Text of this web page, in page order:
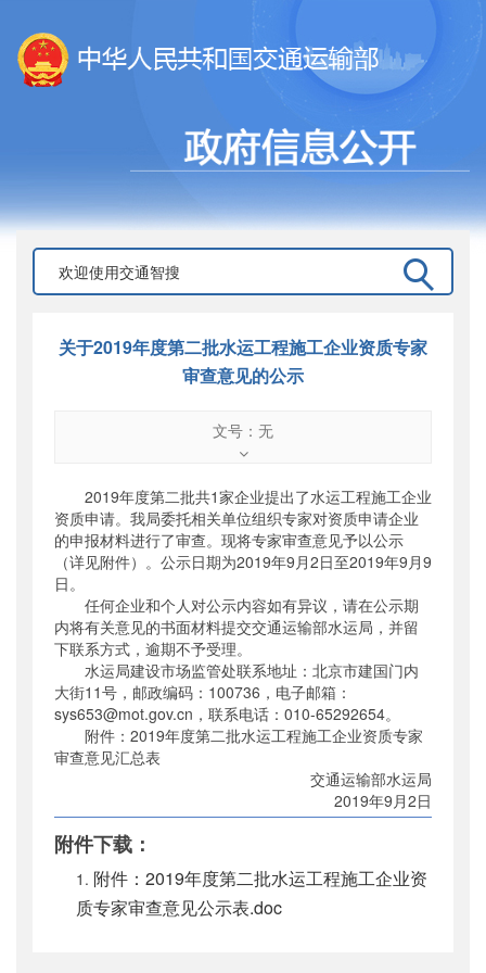
关于2019年度第二批水运工程施工企业资质专家
审查意见的公示
文号：无
公开日期：2019年09月02日
主题词：
施工企业资质;专家审查
机构分类：水运局
主题分类： 人才管理
公文类型：其他
2019年度第二批共1家企业提出了水运工程施工企业
资质申请。我局委托相关单位组织专家对资质申请企业
的申报材料进行了审查。现将专家审查意见予以公示
（详见附件）。公示日期为2019年9月2日至2019年9月9
日。
任何企业和个人对公示内容如有异议，请在公示期
内将有关意见的书面材料提交交通运输部水运局，并留
下联系方式，逾期不予受理。
水运局建设市场监管处联系地址：北京市建国门内
大街11号，邮政编码：100736，电子邮箱：
sys653@mot.gov.cn，联系电话：010-65292654。
附件：2019年度第二批水运工程施工企业资质专家
审查意见汇总表
交通运输部水运局
2019年9月2日
附件下载：
附件：2019年度第二批水运工程施工企业资
质专家审查意见公示表.doc